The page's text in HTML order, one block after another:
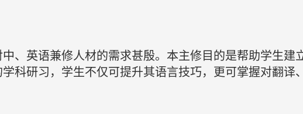
、英语兼修人材的需求甚殷。本主修目的是帮助学生建
科研习，学生不仅可提升其语言技巧，更可掌握对翻译